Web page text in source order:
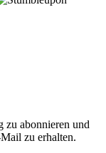
zu abonnieren und
zu erhalten.